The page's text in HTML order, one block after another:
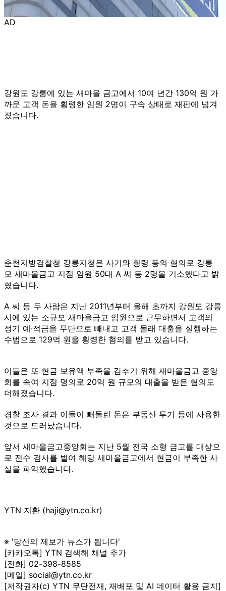
AD
강원도 강릉에 있는 새마을 금고에서 10여 년간 130억 원 가
까운 고객 돈을 횡령한 임원 2명이 구속 상태로 재판에 넘겨
졌습니다.
춘천지방검찰청 강릉지청은 사기와 횡령 등의 혐의로 강릉
모 새마을금고 지점 임원 50대 A 씨 등 2명을 기소했다고 밝
혔습니다.
A 씨 등 두 사람은 지난 2011년부터 올해 초까지 강원도 강릉
시에 있는 소규모 새마을금고 임원으로 근무하면서 고객의
정기 예·적금을 무단으로 빼내고 고객 몰래 대출을 실행하는
수법으로 129억 원을 횡령한 혐의를 받고 있습니다.
이들은 또 현금 보유액 부족을 감추기 위해 새마을금고 중앙
회를 속여 지점 명의로 20억 원 규모의 대출을 받은 혐의도
더해졌습니다.
경찰 조사 결과 이들이 빼돌린 돈은 부동산 투기 등에 사용한
것으로 드러났습니다.
앞서 새마을금고중앙회는 지난 5월 전국 소형 금고를 대상으
로 전수 검사를 벌여 해당 새마을금고에서 현금이 부족한 사
실을 파악했습니다.
YTN 지환 (haji@ytn.co.kr)
※ '당신의 제보가 뉴스가 됩니다'
[카카오톡] YTN 검색해 채널 추가
[전화] 02-398-8585
[메일] social@ytn.co.kr
[저작권자(c) YTN 무단전재, 재배포 및 AI 데이터 활용 금지]